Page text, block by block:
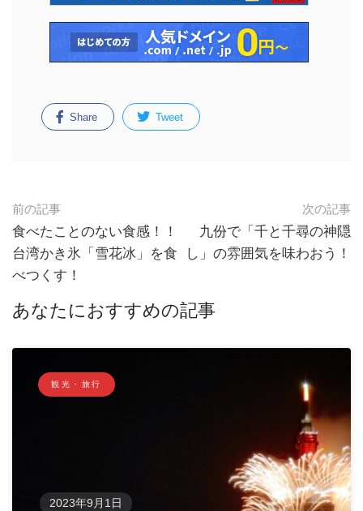
Share Tweet
前の記事
食べたことのない食感！！
台湾かき氷「雪花冰」を食
べつくす！
次の記事
九份で「千と千尋の神隠
し」の雰囲気を味わおう！
あなたにおすすめの記事
観光・旅行
2023年9月1日